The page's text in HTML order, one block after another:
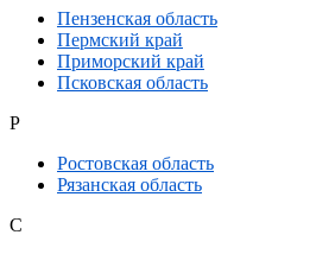
Пензенская область
Пермский край
Приморский край
Псковская область
Р
Ростовская область
Рязанская область
С